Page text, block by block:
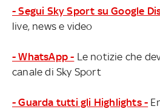
- Segui Sky Sport su Google
live, news e video
- WhatsApp - Le notizie che
canale di Sky Sport
- Guarda tutti gli Highlights -